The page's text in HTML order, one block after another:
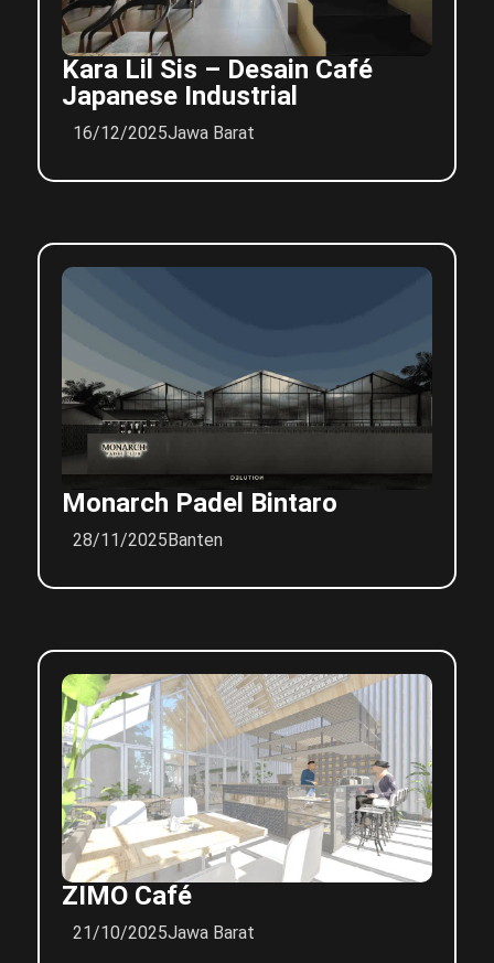
Kara Lil Sis – Desain Café
Japanese Industrial
16/12/2025Jawa Barat
Monarch Padel Bintaro
28/11/2025Banten
ZIMO Café
21/10/2025Jawa Barat